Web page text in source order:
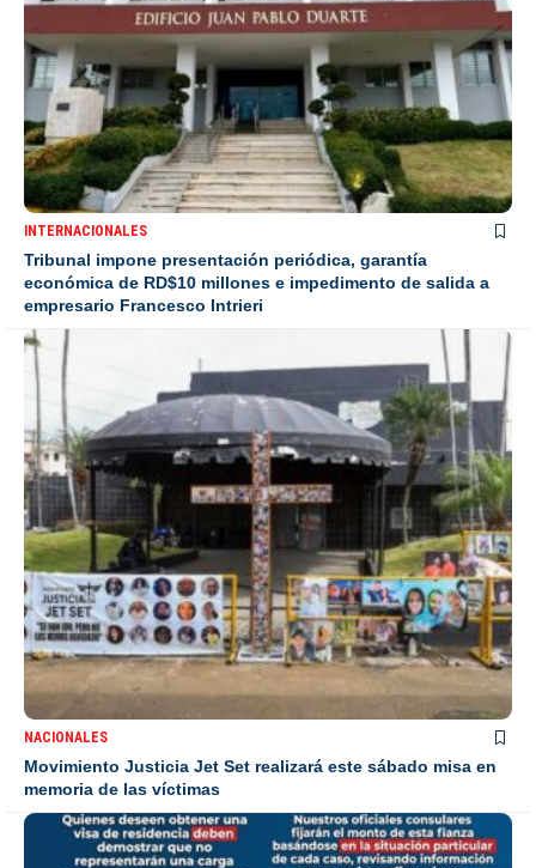
INTERNACIONALES
Tribunal impone presentación periódica, garantía
económica de RD$10 millones e impedimento de salida a
empresario Francesco Intrieri
NACIONALES
Movimiento Justicia Jet Set realizará este sábado misa en
memoria de las víctimas